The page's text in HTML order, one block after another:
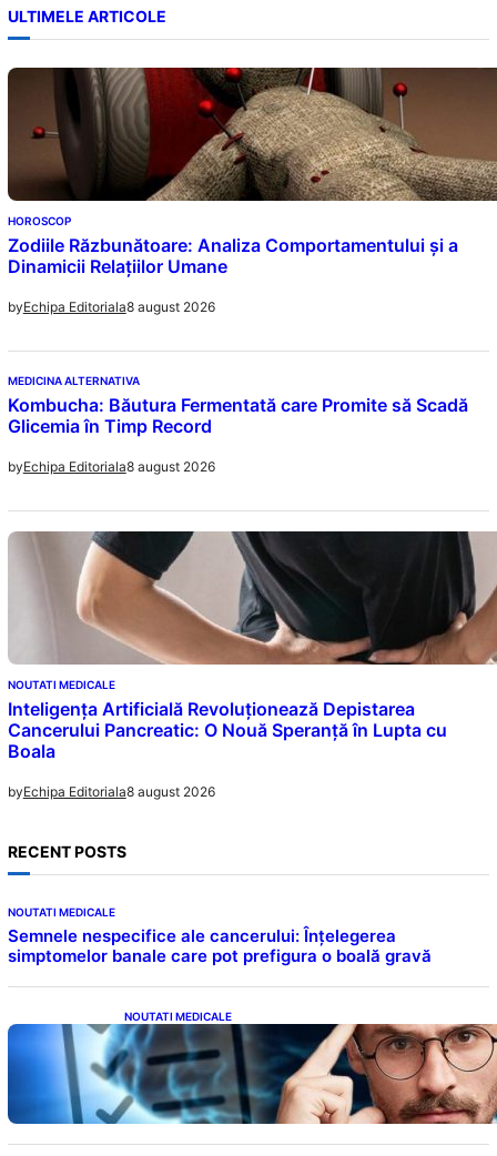
ULTIMELE ARTICOLE
HOROSCOP
Zodiile Răzbunătoare: Analiza Comportamentului și a
Dinamicii Relațiilor Umane
byEchipa Editoriala8 august 2026
MEDICINA ALTERNATIVA
Kombucha: Băutura Fermentată care Promite să Scadă
Glicemia în Timp Record
byEchipa Editoriala8 august 2026
NOUTATI MEDICALE
Inteligența Artificială Revoluționează Depistarea
Cancerului Pancreatic: O Nouă Speranță în Lupta cu
Boala
byEchipa Editoriala8 august 2026
RECENT POSTS
NOUTATI MEDICALE
Semnele nespecifice ale cancerului: Înțelegerea
simptomelor banale care pot prefigura o boală gravă
NOUTATI MEDICALE
Inteligența dincolo de note: Semnele unui IQ
ridicat care nu țin de școală